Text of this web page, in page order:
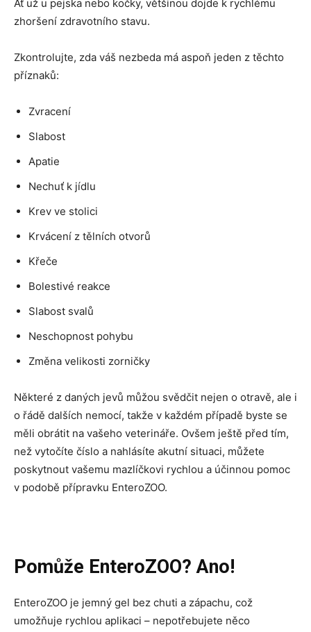
Ať už u pejska nebo kočky, většinou dojde k rychlému
zhoršení zdravotního stavu.
Zkontrolujte, zda váš nezbeda má aspoň jeden z těchto
příznaků:
Zvracení
Slabost
Apatie
Nechuť k jídlu
Krev ve stolici
Krvácení z tělních otvorů
Křeče
Bolestivé reakce
Slabost svalů
Neschopnost pohybu
Změna velikosti zorničky
Některé z daných jevů můžou svědčit nejen o otravě, ale i
o řádě dalších nemocí, takže v každém případě byste se
měli obrátit na vašeho veterináře. Ovšem ještě před tím,
než vytočíte číslo a nahlásíte akutní situaci, můžete
poskytnout vašemu mazlíčkovi rychlou a účinnou pomoc
v podobě přípravku EnteroZOO.
Pomůže EnteroZOO? Ano!
EnteroZOO je jemný gel bez chuti a zápachu, což
umožňuje rychlou aplikaci – nepotřebujete něco